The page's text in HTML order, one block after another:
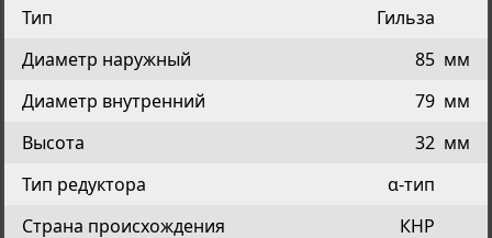
Тип
Гильза
Диаметр наружный
85 мм
Диаметр внутренний
79 мм
Высота
32 мм
Тип редуктора
α-тип
Страна происхождения
КНР